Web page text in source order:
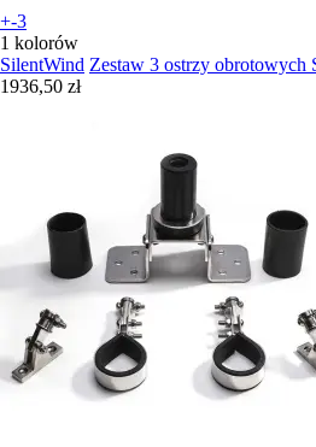
+-3
1 kolorów
SilentWind Zestaw 3 ostrzy obrotowych
1936,50 zł